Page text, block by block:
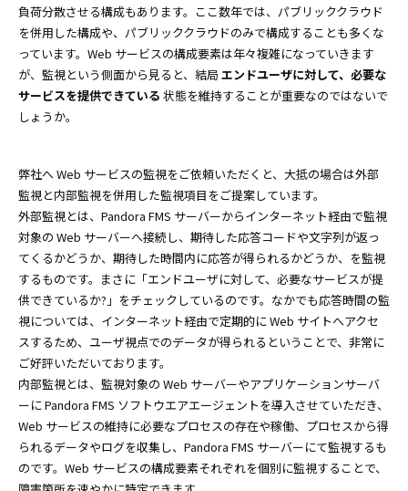
負荷分散させる構成もあります。ここ数年では、パブリッククラウド
を併用した構成や、パブリッククラウドのみで構成することも多くな
っています。Web サービスの構成要素は年々複雑になっていきます
が、監視という側面から見ると、結局 エンドユーザに対して、必要な
サービスを提供できている 状態を維持することが重要なのではないで
しょうか。
弊社へ Web サービスの監視をご依頼いただくと、大抵の場合は外部
監視と内部監視を併用した監視項目をご提案しています。
外部監視とは、Pandora FMS サーバーからインターネット経由で監視
対象の Web サーバーへ接続し、期待した応答コードや文字列が返っ
てくるかどうか、期待した時間内に応答が得られるかどうか、を監視
するものです。まさに「エンドユーザに対して、必要なサービスが提
供できているか?」をチェックしているのです。なかでも応答時間の監
視については、インターネット経由で定期的に Web サイトへアクセ
スするため、ユーザ視点でのデータが得られるということで、非常に
ご好評いただいております。
内部監視とは、監視対象の Web サーバーやアプリケーションサーバ
ーに Pandora FMS ソフトウエアエージェントを導入させていただき、
Web サービスの維持に必要なプロセスの存在や稼働、プロセスから得
られるデータやログを収集し、Pandora FMS サーバーにて監視するも
のです。Web サービスの構成要素それぞれを個別に監視することで、